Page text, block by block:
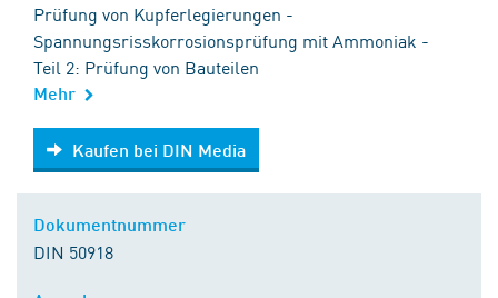
Prüfung von Kupferlegierungen -
Spannungsrisskorrosionsprüfung mit Ammoniak -
Teil 2: Prüfung von Bauteilen
Mehr
Kaufen bei DIN Media
Kaufen bei DIN Media
DIN 50918